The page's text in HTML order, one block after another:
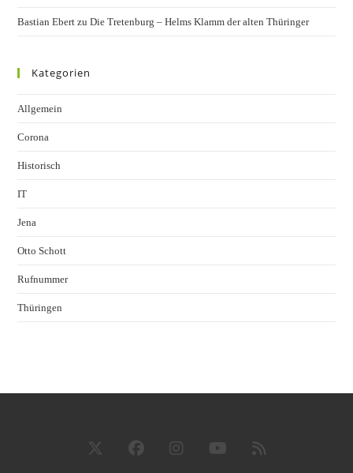
Bastian Ebert zuDie Tretenburg – Helms Klamm der alten Thüringer
Kategorien
Allgemein
Corona
Historisch
IT
Jena
Otto Schott
Rufnummer
Thüringen